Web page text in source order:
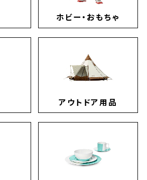
ホビー・おもちゃ
アウトドア用品